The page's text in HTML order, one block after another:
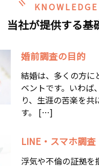
KNOWLEDGE
当社が提供する基
婚前調査の目的
結婚は、多くの方に
ベントです。いわば
り、生涯の苦楽を共
す。 […]
LINE・スマホ調査
浮気や不倫の証拠を